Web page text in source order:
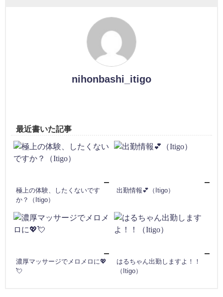
nihonbashi_itigo
最近書いた記事
極上の体験、したくないです
か？（Itigo）
出勤情報💕（Itigo）
濃厚マッサージでメロメロに💖
💘
はるちゃん出勤しますよ！！
（Itigo）